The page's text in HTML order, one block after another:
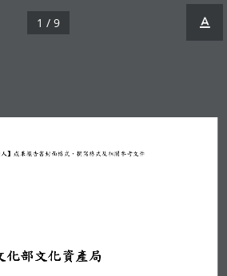
】 成果報告書封面格式、撰寫格式及相關參考文件
化部文化資產局
1 / 9